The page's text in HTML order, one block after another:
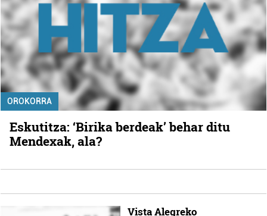
OROKORRA
Eskutitza: ‘Birika berdeak’ behar ditu
Mendexak, ala?
Vista Alegreko